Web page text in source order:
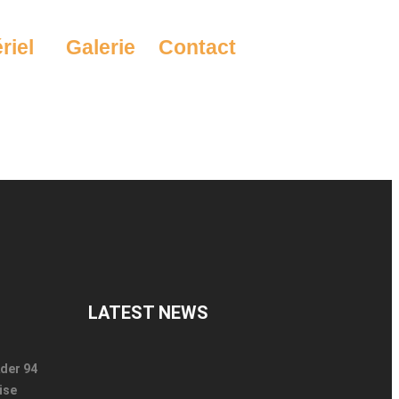
Galerie Contact
94
LATEST NEWS